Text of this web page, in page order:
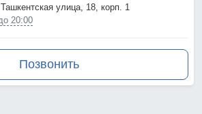
, Ташкентская улица, 18, корп. 1
20:00
Позвонить